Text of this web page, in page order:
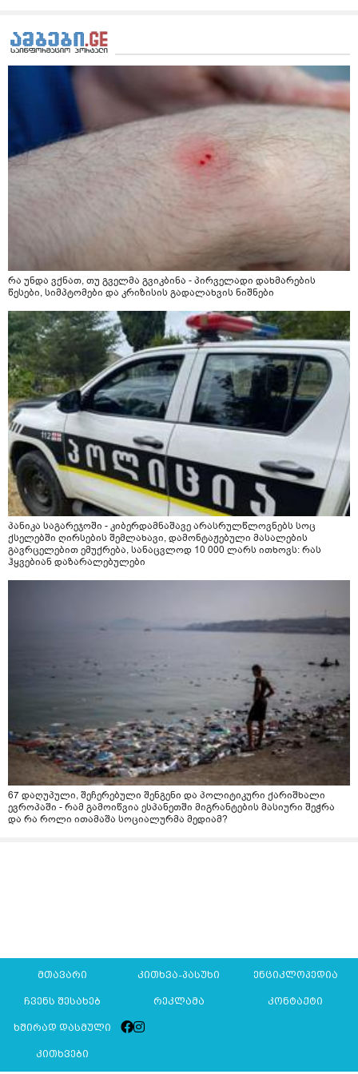
გააჩენსო კენჭებს. ზუსტად ვერ გავიგე როგორ
მოვამზადო უსაფრთხოდ. 2) მეორე ვარიანტი
მაინტერესებს რძესთან ერთად მიღება: რძეში ჩავყარო
ერთი სუფრის კოვზის მეოთხედი ფხვნილი კურკუმა და
ჩავყარო ცოტა შავი პილპილი და ავადუღო თუ ჯერ რძე
ავადუღო, ცოტა გათბეს და მერე ჩავყარო კურკუმა? და
საღამოს ვახშამზე რომ მივიღო თუ შეიძლება? P.S მიზანი
არის ანთების საწინააღმდეგო,ანტიოქსიდანტური და
დამამშვიდებელი( მშვიდი ძილისთვის)
რა უნდა ვქნათ, თუ გველმა გვიკბინა - პირველადი დახმარების
წესები, სიმპტომები და კრიზისის გადალახვის ნიშნები
პანიკა საგარეჯოში - კიბერდამნაშავე არასრულწლოვნებს სოც
ქსელებში ღირსების შემლახავი, დამონტაჟებული მასალების
გავრცელებით ემუქრება, სანაცვლოდ 10 000 ლარს ითხოვს: რას
ჰყვებიან დაზარალებულები
67 დაღუპული, შეჩერებული შენგენი და პოლიტიკური ქარიშხალი
ევროპაში - რამ გამოიწვია ესპანეთში მიგრანტების მასიური შეჭრა
და რა როლი ითამაშა სოციალურმა მედიამ?
მთავარი კითხვა-პასუხი ენციკლოპედია
ჩვენს შესახებ რეკლამა კონტაქტი
ხშირად დასმული
კითხვები